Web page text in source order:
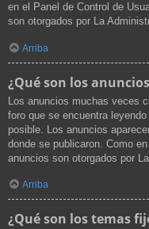
en el Panel de Control de
son otorgados por La
Arriba
¿Qué son los
Los anuncios muchas veces
foro que se encuentra
posible. Los anuncios
donde se publicaron. Como
anuncios son otorgados por
Arriba
¿Qué son los temas